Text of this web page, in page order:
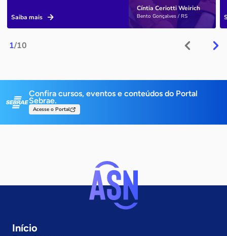
1/10
Cíntia Ceriotti Weirich
Bento Gonçalves / RS
Saiba mais
Confira cursos, eventos e conteúdos do Portal
Sebrae.
Acesse o Portal
Início